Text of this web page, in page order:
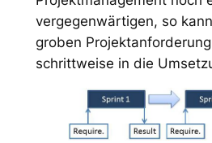
vergegenwärtigen, so
groben
schrittweise in die